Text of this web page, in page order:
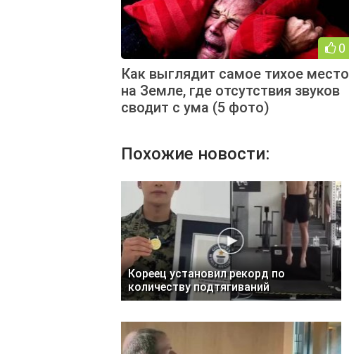
0
Как выглядит самое тихое место
на Земле, где отсутствия звуков
сводит с ума (5 фото)
Похожие новости:
Кореец установил рекорд по
количеству подтягиваний